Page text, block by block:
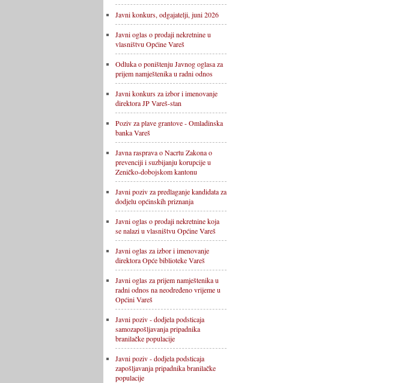
Javni konkurs, odgajatelji, juni 2026
Javni oglas o prodaji nekretnine u
vlasništvu Općine Vareš
Odluka o poništenju Javnog oglasa za
prijem namještenika u radni odnos
Javni konkurs za izbor i imenovanje
direktora JP Vareš-stan
Poziv za plave grantove - Omladinska
banka Vareš
Javna rasprava o Nacrtu Zakona o
prevenciji i suzbijanju korupcije u
Zeničko-dobojskom kantonu
Javni poziv za predlaganje kandidata za
dodjelu općinskih priznanja
Javni oglas o prodaji nekretnine koja
se nalazi u vlasništvu Općine Vareš
Javni oglas za izbor i imenovanje
direktora Opće biblioteke Vareš
Javni oglas za prijem namještenika u
radni odnos na neodređeno vrijeme u
Općini Vareš
Javni poziv - dodjela podsticaja
samozapošljavanja pripadnika
branilačke populacije
Javni poziv - dodjela podsticaja
zapošljavanja pripadnika branilačke
populacije